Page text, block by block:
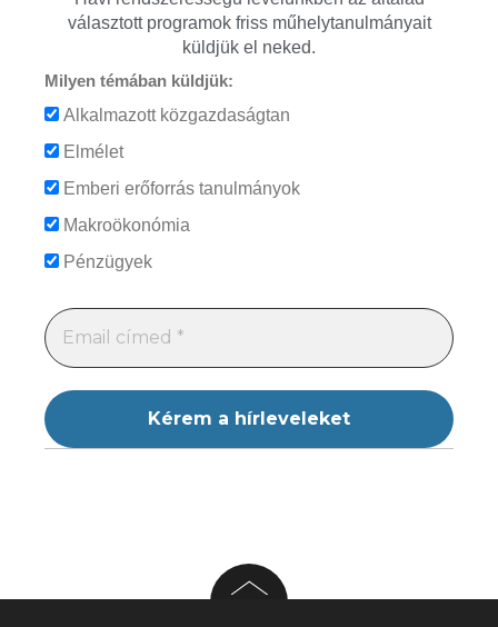
választott programok friss műhelytanulmányait
küldjük el neked.
Milyen témában küldjük:
Alkalmazott közgazdaságtan
Elmélet
Emberi erőforrás tanulmányok
Makroökonómia
Pénzügyek